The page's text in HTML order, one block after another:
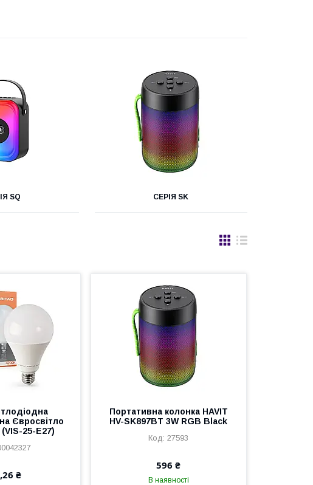
SQ СЕРІЯ SK
Євросвітло
25-E27)
₴
Портативна колонка HAVIT
HV-SK897BT 3W RGB Black
27593
596 ₴
В наявності